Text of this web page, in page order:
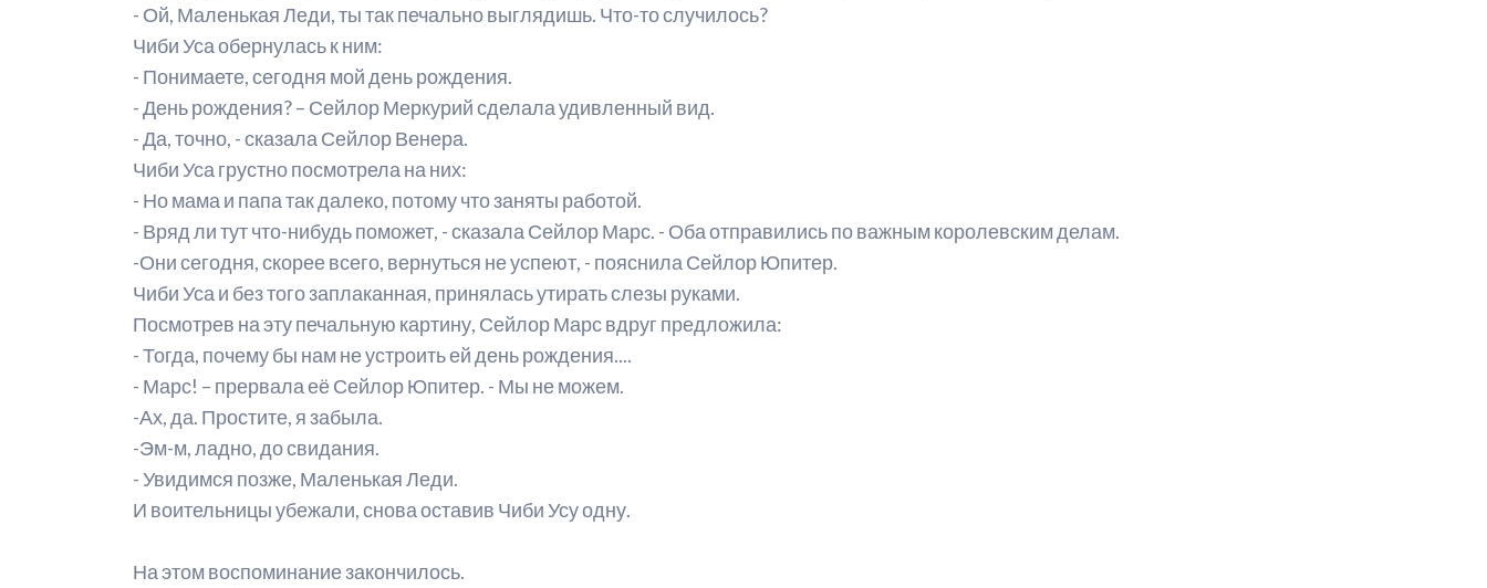
- Ой, Маленькая Леди, ты так печально выглядишь. Что-то случилось?
Чиби Уса обернулась к ним:
- Понимаете, сегодня мой день рождения.
- День рождения? – Сейлор Меркурий сделала удивленный вид.
- Да, точно, - сказала Сейлор Венера.
Чиби Уса грустно посмотрела на них:
- Но мама и папа так далеко, потому что заняты работой.
- Вряд ли тут что-нибудь поможет, - сказала Сейлор Марс. - Оба отправились по важным королевским делам.
-Они сегодня, скорее всего, вернуться не успеют, - пояснила Сейлор Юпитер.
Чиби Уса и без того заплаканная, принялась утирать слезы руками.
Посмотрев на эту печальную картину, Сейлор Марс вдруг предложила:
- Тогда, почему бы нам не устроить ей день рождения....
- Марс! – прервала её Сейлор Юпитер. - Мы не можем.
-Ах, да. Простите, я забыла.
-Эм-м, ладно, до свидания.
- Увидимся позже, Маленькая Леди.
И воительницы убежали, снова оставив Чиби Усу одну.
На этом воспоминание закончилось.